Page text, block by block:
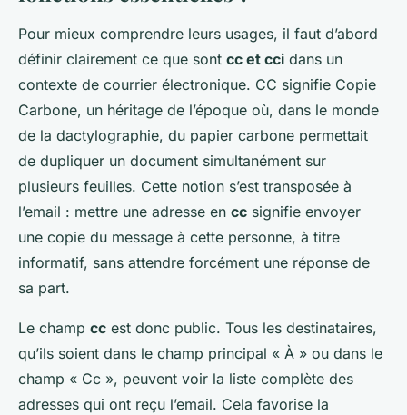
Pour mieux comprendre leurs usages, il faut d’abord
définir clairement ce que sont cc et cci dans un
contexte de courrier électronique. CC signifie Copie
Carbone, un héritage de l’époque où, dans le monde
de la dactylographie, du papier carbone permettait
de dupliquer un document simultanément sur
plusieurs feuilles. Cette notion s’est transposée à
l’email : mettre une adresse en cc signifie envoyer
une copie du message à cette personne, à titre
informatif, sans attendre forcément une réponse de
sa part.
Le champ cc est donc public. Tous les destinataires,
qu’ils soient dans le champ principal « À » ou dans le
champ « Cc », peuvent voir la liste complète des
adresses qui ont reçu l’email. Cela favorise la